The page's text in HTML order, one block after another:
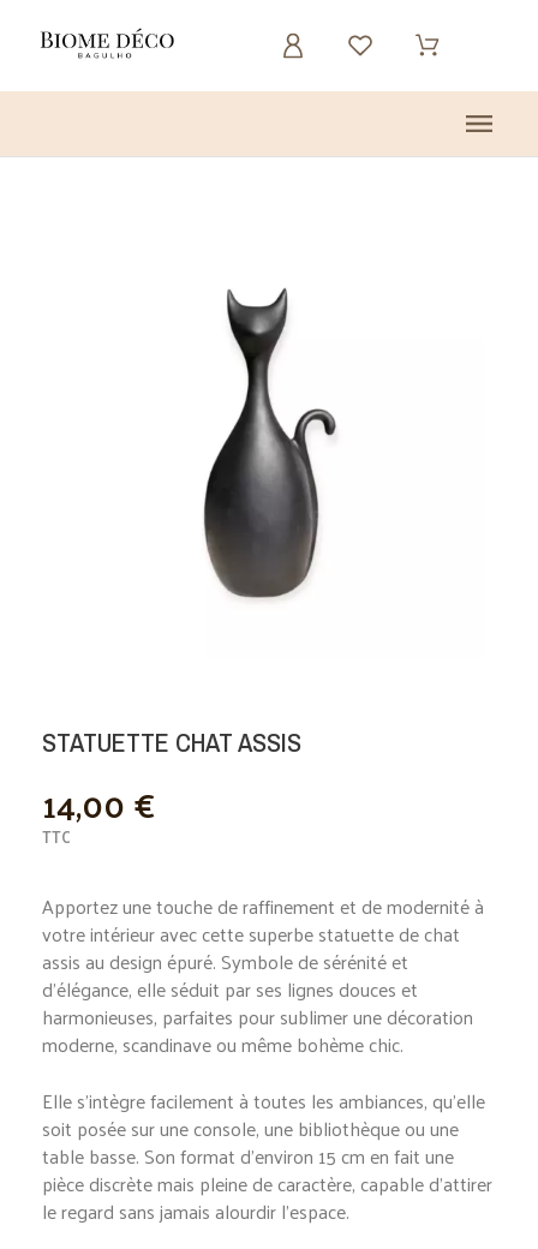
STATUETTE CHAT ASSIS
14,00 €
TTC
Apportez une touche de raffinement et de modernité à
votre intérieur avec cette superbe statuette de chat
assis au design épuré. Symbole de sérénité et
d’élégance, elle séduit par ses lignes douces et
harmonieuses, parfaites pour sublimer une décoration
moderne, scandinave ou même bohème chic.
Elle s’intègre facilement à toutes les ambiances, qu’elle
soit posée sur une console, une bibliothèque ou une
table basse. Son format d’environ 15 cm en fait une
pièce discrète mais pleine de caractère, capable d’attirer
le regard sans jamais alourdir l’espace.